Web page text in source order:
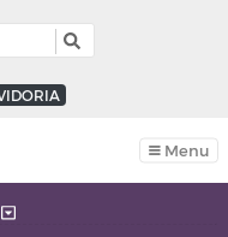
Menu